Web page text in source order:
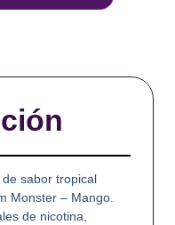
sabor tropical
Monster – Mango.
de nicotina,